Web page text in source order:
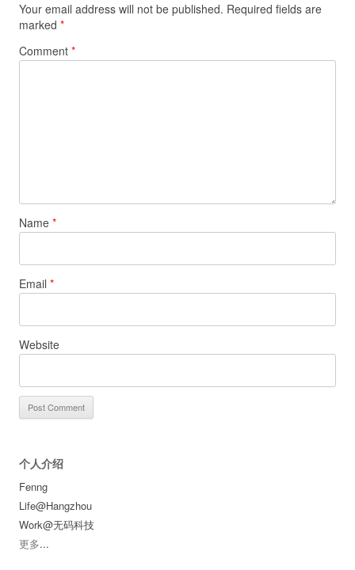
Your email address will not be published. Required fields are
marked *
Comment *
Name *
Email *
Website
个人介绍
Fenng
Life@Hangzhou
Work@无码科技
更多...